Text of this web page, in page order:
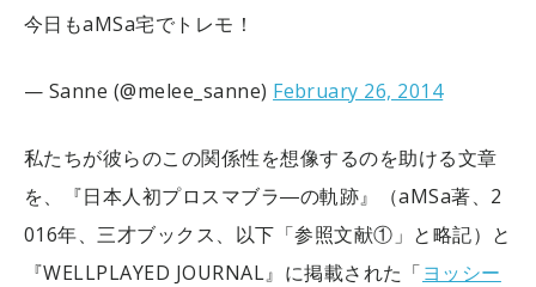
今日もaMSa宅でトレモ！
— Sanne (@melee_sanne) February 26, 2014
私たちが彼らのこの関係性を想像するのを助ける文章
を、『日本人初プロスマブラ―の軌跡』（aMSa著、2
016年、三才ブックス、以下「参照文献①」と略記）と
『WELLPLAYED JOURNAL』に掲載された「ヨッシー